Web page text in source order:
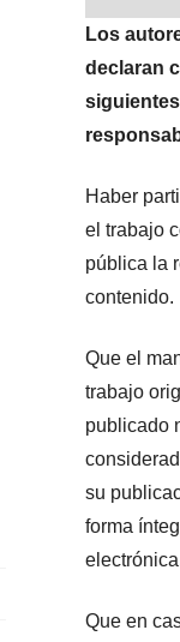
Los
declaran
Haber
el trabajo
pública la
contenido.
Que el
trabajo
publicado
su
forma
Que en